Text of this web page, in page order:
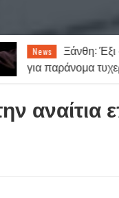
News
Καιρός:
νεφώσεις και 7
αναίτια